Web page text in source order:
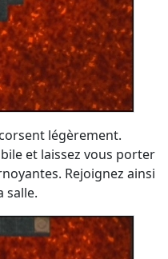
légèrement.
et laissez vous porter
Rejoignez ainsi
salle.